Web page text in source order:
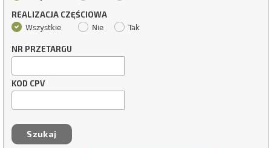
REALIZACJA CZĘŚCIOWA
Wszystkie Nie Tak
NR PRZETARGU
KOD CPV